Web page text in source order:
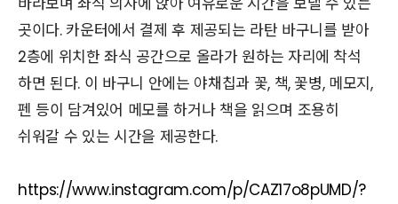
곳이다. 카운터에서 결제 후 제공되는 라탄 바구니를 받아
2층에 위치한 좌식 공간으로 올라가 원하는 자리에 착석
하면 된다. 이 바구니 안에는 야채칩과 꽃, 책, 꽃병, 메모지,
펜 등이 담겨있어 메모를 하거나 책을 읽으며 조용히
쉬워갈 수 있는 시간을 제공한다.
https://www.instagram.com/p/CAZ17o8pUMD/?